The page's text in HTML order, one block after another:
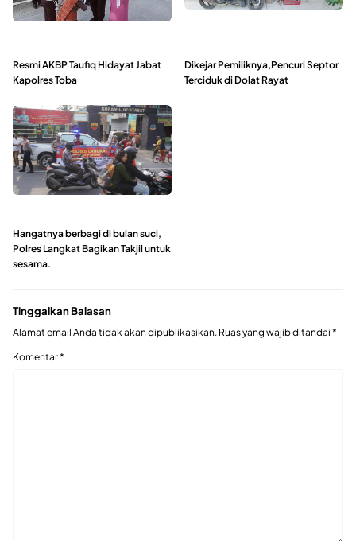
Resmi AKBP Taufiq Hidayat Jabat
Kapolres Toba
Dikejar Pemiliknya,Pencuri Septor
Terciduk di Dolat Rayat
Hangatnya berbagi di bulan suci,
Polres Langkat Bagikan Takjil untuk
sesama.
Tinggalkan Balasan
Alamat email Anda tidak akan dipublikasikan. Ruas yang wajib ditandai *
Komentar*